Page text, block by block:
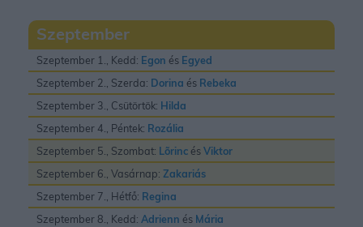
Szeptember
Szeptember 1., Kedd: Egon és Egyed
Szeptember 2., Szerda: Dorina és Rebeka
Szeptember 3., Csütörtök: Hilda
Szeptember 4., Péntek: Rozália
Szeptember 5., Szombat: Lõrinc ésViktor
Szeptember 6., Vasárnap: Zakariás
Szeptember 7., Hétfő: Regina
Szeptember 8., Kedd: Adrienn és Mária